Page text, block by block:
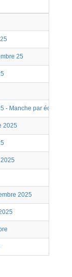
25
- Manche par équipe
2025
2025